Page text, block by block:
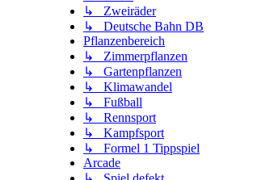
↳ Zweiräder
↳ Deutsche Bahn DB
Pflanzenbereich
↳ Zimmerpflanzen
↳ Gartenpflanzen
↳ Klimawandel
↳ Fußball
↳ Rennsport
↳ Kampfsport
↳ Formel 1 Tippspiel
Arcade